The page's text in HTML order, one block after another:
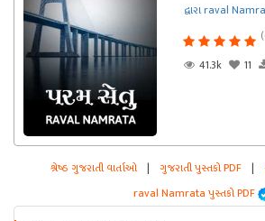
દ્વારા raval
41.3k
11
શ્રેષ્ઠ ગુજરાતી વાર્તાઓ | ગુજરાતી પુસ્તકો PDF |
raval Namrata પુસ્તકો PDF